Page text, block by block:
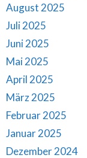
August 2025
Juli 2025
Juni 2025
Mai 2025
April 2025
März 2025
Februar 2025
Januar 2025
Dezember 2024